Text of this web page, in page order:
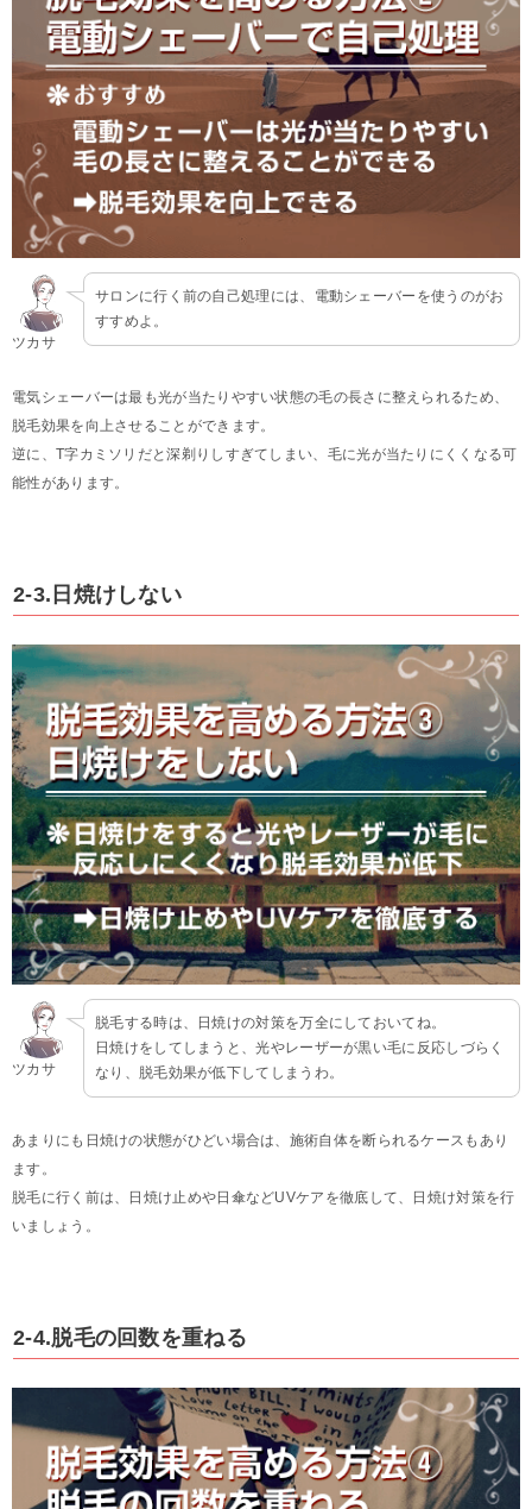
ツカサ
サロンに行く前の自己処理には、電動シェーバーを使うのがお
すすめよ。
電気シェーバーは最も光が当たりやすい状態の毛の長さに整えられるため、
脱毛効果を向上させることができます。
逆に、T字カミソリだと深剃りしすぎてしまい、毛に光が当たりにくくなる可
能性があります。
2-3.日焼けしない
ツカサ
脱毛する時は、日焼けの対策を万全にしておいてね。
日焼けをしてしまうと、光やレーザーが黒い毛に反応しづらく
なり、脱毛効果が低下してしまうわ。
あまりにも日焼けの状態がひどい場合は、施術自体を断られるケースもあり
ます。
脱毛に行く前は、日焼け止めや日傘などUVケアを徹底して、日焼け対策を行
いましょう。
2-4.脱毛の回数を重ねる